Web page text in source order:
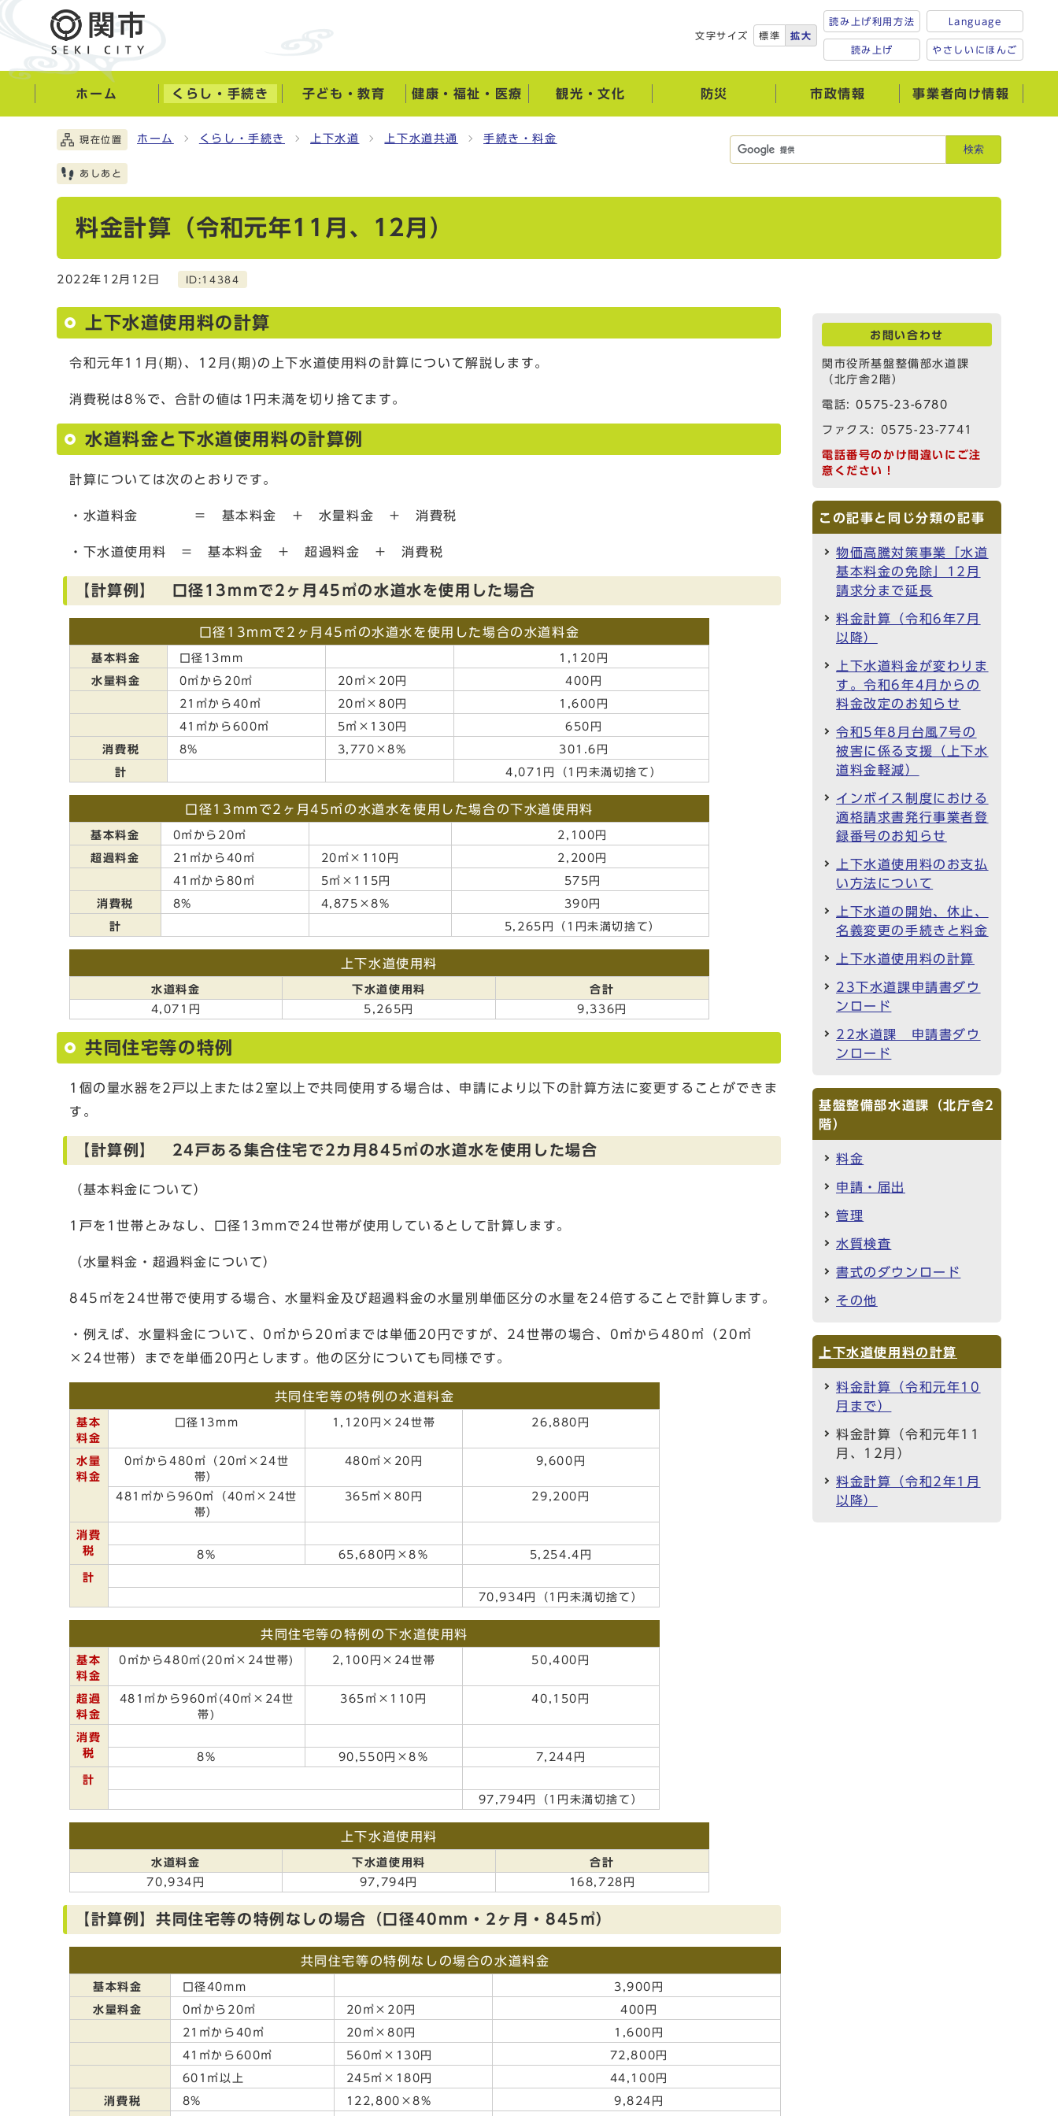
文字サイズ 標準 拡大
読み上げ利用方法
読み上げ
Language
やさしいにほんご
ホーム くらし・手続き 子ども・教育 健康・福祉・医療 観光・文化 防災 市政情報 事業者向け情報
検索
現在位置 ホーム くらし・手続き 上下水道 上下水道共通 手続き・料金
あしあと
料金計算（令和元年11月、12月）
2022年12月12日 ID:14384
上下水道使用料の計算
令和元年11月(期)、12月(期)の上下水道使用料の計算について解説します。
消費税は8%で、合計の値は1円未満を切り捨てます。
水道料金と下水道使用料の計算例
計算については次のとおりです。
・水道料金 ＝ 基本料金 ＋ 水量料金 ＋ 消費税
・下水道使用料 ＝ 基本料金 ＋ 超過料金 ＋ 消費税
【計算例】 口径13mmで2ヶ月45㎥の水道水を使用した場合
口径13mmで2ヶ月45㎥の水道水を使用した場合の水道料金
基本料金 口径13mm 1,120円
水量料金 0㎥から20㎥ 20㎥×20円 400円
21㎥から40㎥ 20㎥×80円 1,600円
41㎥から600㎥ 5㎥×130円 650円
消費税 8% 3,770×8% 301.6円
計 4,071円（1円未満切捨て）
口径13mmで2ヶ月45㎥の水道水を使用した場合の下水道使用料
基本料金 0㎥から20㎥ 2,100円
超過料金 21㎥から40㎥ 20㎥×110円 2,200円
41㎥から80㎥ 5㎥×115円 575円
消費税 8% 4,875×8% 390円
計 5,265円（1円未満切捨て）
上下水道使用料
水道料金 下水道使用料
合計
4,071円
5,265円 9,336円
共同住宅等の特例
1個の量水器を2戸以上または2室以上で共同使用する場合は、申請により以下の計算方法に変更することができま
す。
【計算例】 24戸ある集合住宅で2カ月845㎥の水道水を使用した場合
（基本料金について）
1戸を1世帯とみなし、口径13mmで24世帯が使用しているとして計算します。
（水量料金・超過料金について）
845㎥を24世帯で使用する場合、水量料金及び超過料金の水量別単価区分の水量を24倍することで計算します。
・例えば、水量料金について、0㎥から20㎥までは単価20円ですが、24世帯の場合、0㎥から480㎥（20㎥
×24世帯）までを単価20円とします。他の区分についても同様です。
共同住宅等の特例の水道料金
基本
料金
口径13mm 1,120円×24世帯 26,880円
水量
料金
0㎥から480㎥（20㎥×24世
帯）
480㎥×20円 9,600円
481㎥から960㎥（40㎥×24世
帯）
365㎥×80円 29,200円
消費
税
8% 65,680円×8％ 5,254.4円
計
70,934円（1円未満切捨て）
共同住宅等の特例の下水道使用料
基本
料金
0㎥から480㎥(20㎥×24世帯) 2,100円×24世帯 50,400円
超過
料金
481㎥から960㎥(40㎥×24世
帯)
365㎥×110円 40,150円
消費
税
8% 90,550円×8％ 7,244円
計
97,794円（1円未満切捨て）
上下水道使用料
水道料金 下水道使用料
合計
70,934円
97,794円 168,728円
【計算例】共同住宅等の特例なしの場合（口径40mm・2ヶ月・845㎥）
共同住宅等の特例なしの場合の水道料金
基本料金 口径40mm 3,900円
水量料金 0㎥から20㎥ 20㎥×20円 400円
21㎥から40㎥ 20㎥×80円 1,600円
41㎥から600㎥ 560㎥×130円 72,800円
601㎥以上 245㎥×180円 44,100円
消費税 8% 122,800×8% 9,824円
お問い合わせ
関市役所基盤整備部水道課
（北庁舎2階）
電話:0575-23-6780
ファクス: 0575-23-7741
電話番号のかけ間違いにご注
意ください！
この記事と同じ分類の記事
物価高騰対策事業「水道
基本料金の免除」12月
請求分まで延長
料金計算（令和6年7月
以降）
上下水道料金が変わりま
す。令和6年4月からの
料金改定のお知らせ
令和5年8月台風7号の
被害に係る支援（上下水
道料金軽減）
インボイス制度における
適格請求書発行事業者登
録番号のお知らせ
上下水道使用料のお支払
い方法について
上下水道の開始、休止、
名義変更の手続きと料金
上下水道使用料の計算
23下水道課申請書ダウ
ンロード
22水道課 申請書ダウ
ンロード
基盤整備部水道課（北庁舎2
階）
料金
申請・届出
管理
水質検査
書式のダウンロード
その他
上下水道使用料の計算
料金計算（令和元年10
月まで）
料金計算（令和元年11
月、12月）
料金計算（令和2年1月
以降）